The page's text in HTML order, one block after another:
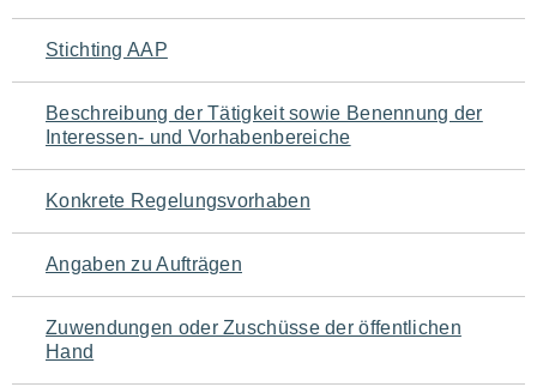
Navigation
für
den
Seiteninhalt
Stichting AAP
Beschreibung der Tätigkeit sowie Benennung der
Interessen- und Vorhabenbereiche
Konkrete Regelungsvorhaben
Angaben zu Aufträgen
Zuwendungen oder Zuschüsse der öffentlichen
Hand